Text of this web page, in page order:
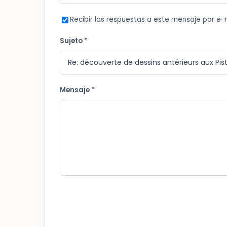
Recibir las respuestas a este mensaje por e-
Sujeto *
Mensaje *